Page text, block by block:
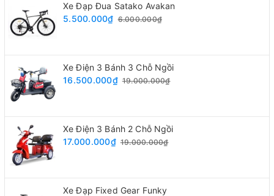
chuyển qua các địa hình khác nhau, đồng thời giảm thiểu
tình trạng rung lắc.
còn giúp người sử dụng dễ dàng kiểm soát và vận hành xe
ở tốc độ cao.
Xe Đạp Đua Satako Avakan
5.500.000₫ 6.000.000₫
Xe Điện 3 Bánh 3 Chỗ Ngồi
16.500.000₫ 19.000.000₫
Xe Điện 3 Bánh 2 Chỗ Ngồi
17.000.000₫ 19.000.000₫
Xe Đạp Fixed Gear Funky